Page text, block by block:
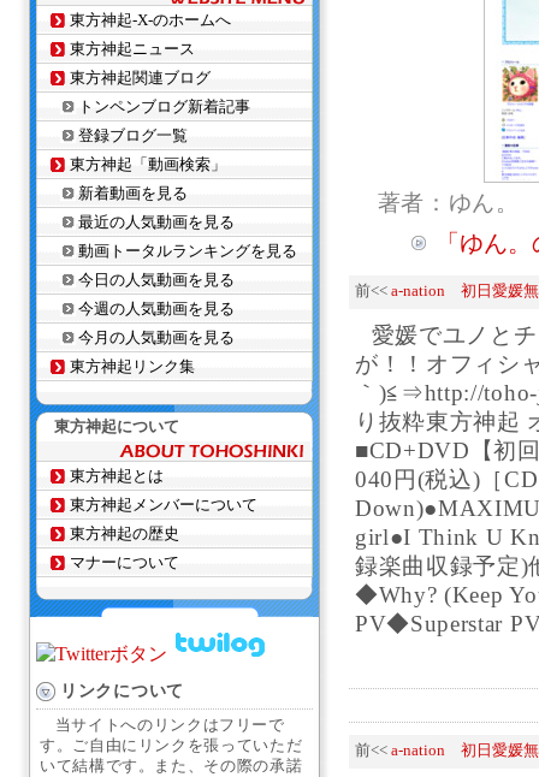
著者：ゆん。
「ゆん
前<< a-nation 初日愛媛
愛媛でユノと
が！！オフィシ
｀)≦⇒http://
り抜粋東方神起
■CD+DVD【初
040円(税込)［
girl●I Think U
録楽曲収録予定)
◆Why? (Keep
PV◆Superstar
前<< a-nation 初日愛媛
東方神起-X-のホームへ
東方神起ニュース
東方神起関連ブログ
トンペンブログ新着記事
登録ブログ一覧
東方神起「動画検索」
新着動画を見る
最近の人気動画を見る
動画トータルランキングを見る
今日の人気動画を見る
今週の人気動画を見る
今月の人気動画を見る
東方神起リンク集
東方神起について
東方神起とは
東方神起メンバーについて
東方神起の歴史
マナーについて
リンクについて
当サイトへのリンクはフリーで
す。ご自由にリンクを張っていただ
いて結構です。また、その際の承諾